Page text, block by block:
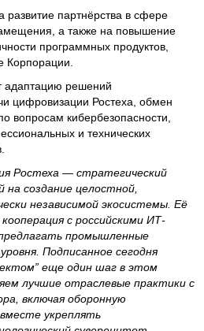
партнёрства в сфере
а также на повышение
программных продуктов,
Корпорации.
адаптацию решений
цифровизации Ростеха, обмен
вопросам кибербезопасности,
и технических
Ростеха — стратегический
создание целостной,
независимой экосистемы. Её
с российскими ИТ-
промышленные
Подписанное сегодня
еще один шаг в этом
лучшие отраслевые практики с
включая оборонную
укреплять